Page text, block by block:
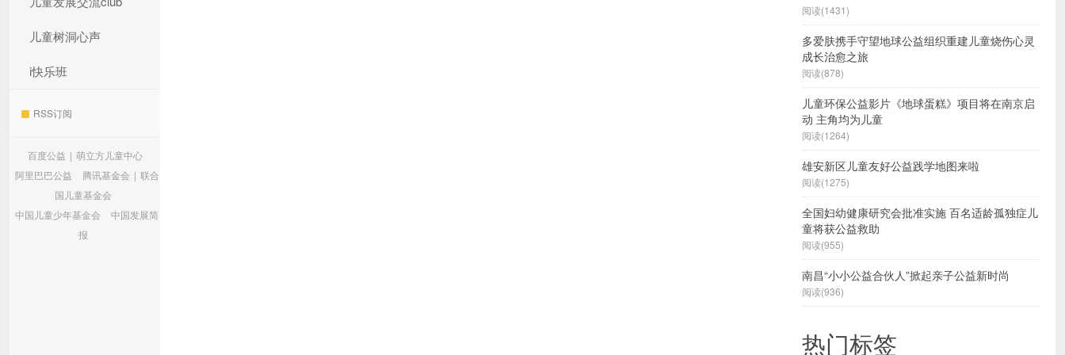
儿童树洞心声
i快乐班
RSS订阅
百度公益 | 萌立方儿童中心
阿里巴巴公益
腾讯基金会 | 联合
国儿童基金会
中国儿童少年基金会
中国发展简
报
阅读(1431)
多爱肤携手守望地球公益组织重建儿童烧伤心灵
成长治愈之旅
阅读(878)
儿童环保公益影片《地球蛋糕》项目将在南京启
动 主角均为儿童
阅读(1264)
雄安新区儿童友好公益践学地图来啦
阅读(1275)
全国妇幼健康研究会批准实施 百名适龄孤独症儿
童将获公益救助
阅读(955)
南昌“小小公益合伙人”掀起亲子公益新时尚
阅读(936)
热门标签